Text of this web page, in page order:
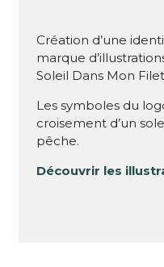
Création d’une
marque
Soleil Dans Mon Filet
Les symboles du
croisement d’un
pêche.
Découvrir les